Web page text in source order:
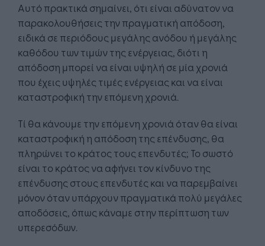
Αυτό πρακτικά σημαίνει, ότι είναι αδύνατον να
παρακολουθήσεις την πραγματική απόδοση,
ειδικά σε περιόδους μεγάλης ανόδου ή μεγάλης
καθόδου των τιμών της ενέργειας, διότι η
απόδοση μπορεί να είναι υψηλή σε μία χρονιά
που έχεις υψηλές τιμές ενέργειας και να είναι
καταστροφική την επόμενη χρονιά.
Τί θα κάνουμε την επόμενη χρονιά όταν θα είναι
καταστροφική η απόδοση της επένδυσης, θα
πληρώνει το κράτος τους επενδυτές; Το σωστό
είναι το κράτος να αφήνει τον κίνδυνο της
επένδυσης στους επενδυτές και να παρεμβαίνει
μόνον όταν υπάρχουν πραγματικά πολύ μεγάλες
αποδόσεις, όπως κάναμε στην περίπτωση των
υπερεσόδων.